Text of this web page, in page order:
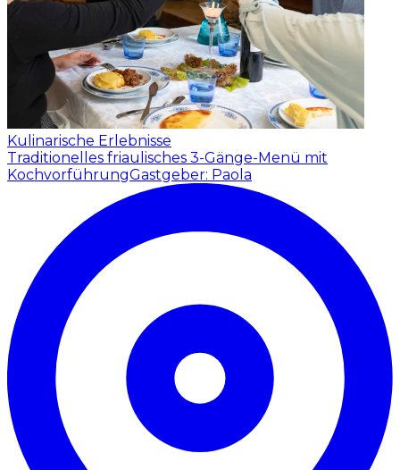
Kulinarische Erlebnisse
Traditionelles friaulisches 3-Gänge-Menü mit
KochvorführungGastgeber: Paola